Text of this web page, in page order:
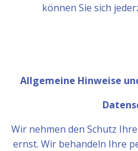
können Sie sich
Allgemeine Hinweise
Wir nehmen den Schutz
ernst. Wir behandeln Ihre